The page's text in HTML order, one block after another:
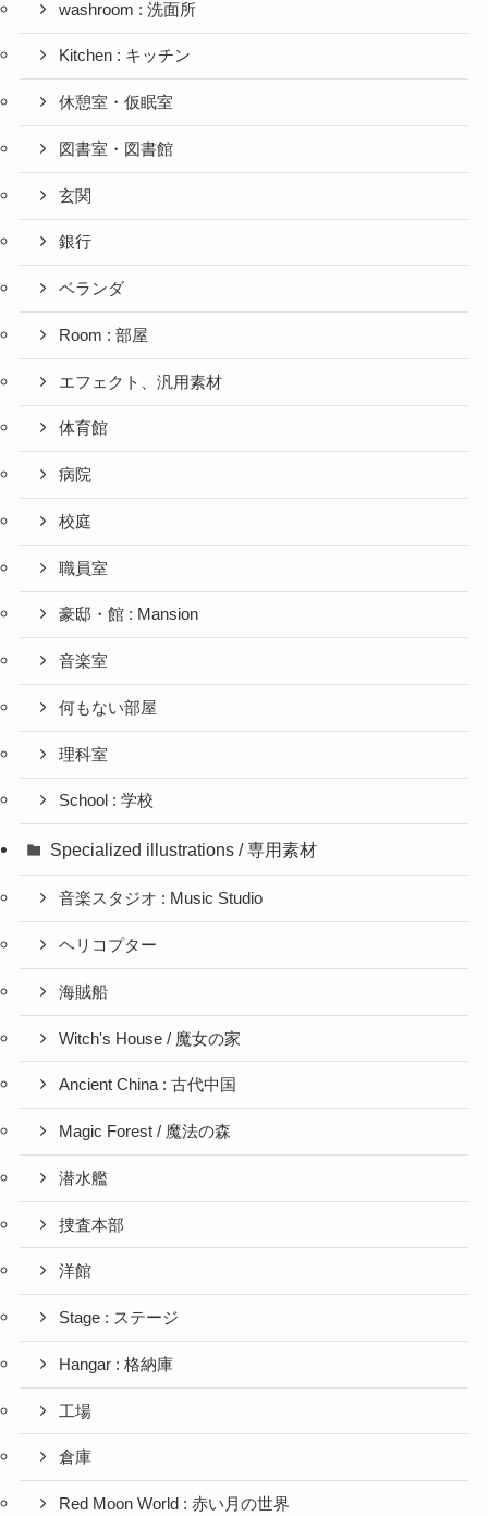
washroom : 洗面所
Kitchen : キッチン
休憩室・仮眠室
図書室・図書館
玄関
銀行
ベランダ
Room : 部屋
エフェクト、汎用素材
体育館
病院
校庭
職員室
豪邸・館 : Mansion
音楽室
何もない部屋
理科室
School : 学校
Specialized illustrations / 専用素材
音楽スタジオ : Music Studio
ヘリコプター
海賊船
Witch's House / 魔女の家
Ancient China : 古代中国
Magic Forest / 魔法の森
潜水艦
捜査本部
洋館
Stage : ステージ
Hangar : 格納庫
工場
倉庫
Red Moon World : 赤い月の世界